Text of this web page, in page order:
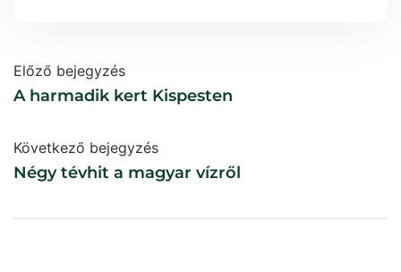
Előző bejegyzés
A harmadik kert Kispesten
Következő bejegyzés
Négy tévhit a magyar vízről